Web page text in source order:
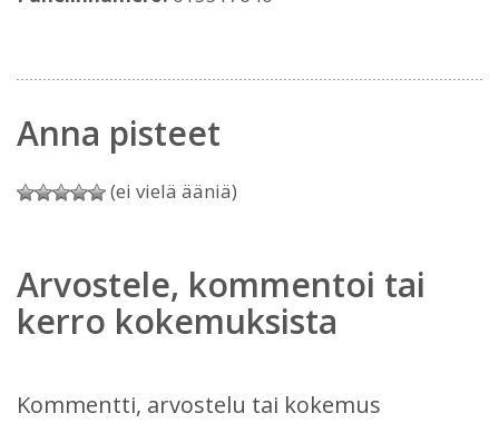
Anna pisteet
(ei vielä ääniä)
Arvostele, kommentoi tai
kerro kokemuksista
Kommentti, arvostelu tai kokemus